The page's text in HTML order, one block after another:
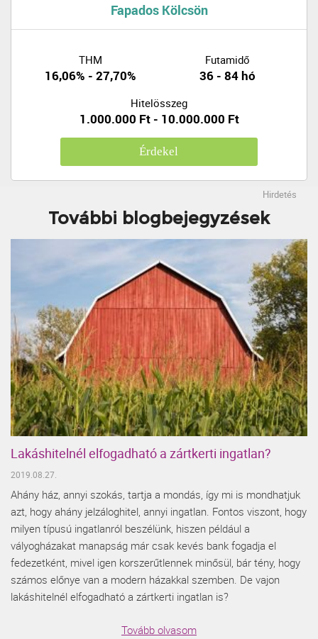
Fapados Kölcsön
THM
16,06% - 27,70%
Futamidő
36 - 84 hó
Hitelösszeg
1.000.000 Ft - 10.000.000 Ft
Érdekel
Hirdetés
További blogbejegyzések
Lakáshitelnél elfogadható a zártkerti ingatlan?
2019.08.27.
Ahány ház, annyi szokás, tartja a mondás, így mi is mondhatjuk
azt, hogy ahány jelzáloghitel, annyi ingatlan. Fontos viszont, hogy
milyen típusú ingatlanról beszélünk, hiszen például a
vályogházakat manapság már csak kevés bank fogadja el
fedezetként, mivel igen korszerűtlennek minősül, bár tény, hogy
számos előnye van a modern házakkal szemben. De vajon
lakáshitelnél elfogadható a zártkerti ingatlan is?
Tovább olvasom